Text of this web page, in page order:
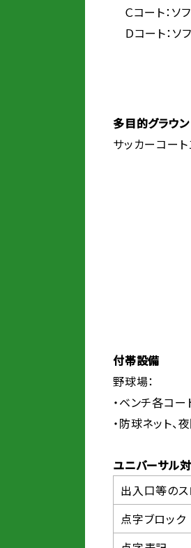
Ｃコート：ソ
Ｄコート：ソ
多目的グラウン
サッカーコー
付帯設備
野球場：
・ベンチ各コー
・防球ネット、
ユニバーサル
出入口等の
点字ブロック